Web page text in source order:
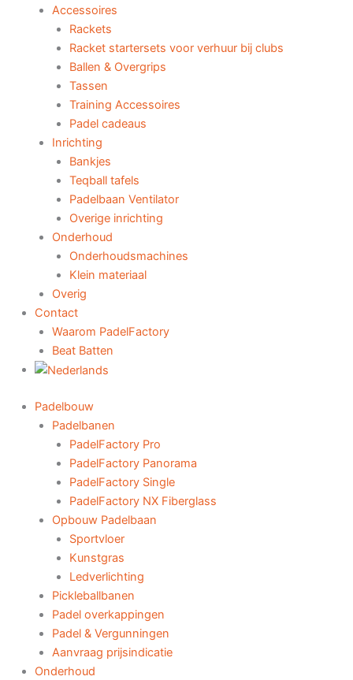
Accessoires
Rackets
Racket startersets voor verhuur bij clubs
Ballen & Overgrips
Tassen
Training Accessoires
Padel cadeaus
Inrichting
Bankjes
Teqball tafels
Padelbaan Ventilator
Overige inrichting
Onderhoud
Onderhoudsmachines
Klein materiaal
Overig
Contact
Waarom PadelFactory
Beat Batten
Padelbouw
Padelbanen
PadelFactory Pro
PadelFactory Panorama
PadelFactory Single
PadelFactory NX Fiberglass
Opbouw Padelbaan
Sportvloer
Kunstgras
Ledverlichting
Pickleballbanen
Padel overkappingen
Padel & Vergunningen
Aanvraag prijsindicatie
Onderhoud